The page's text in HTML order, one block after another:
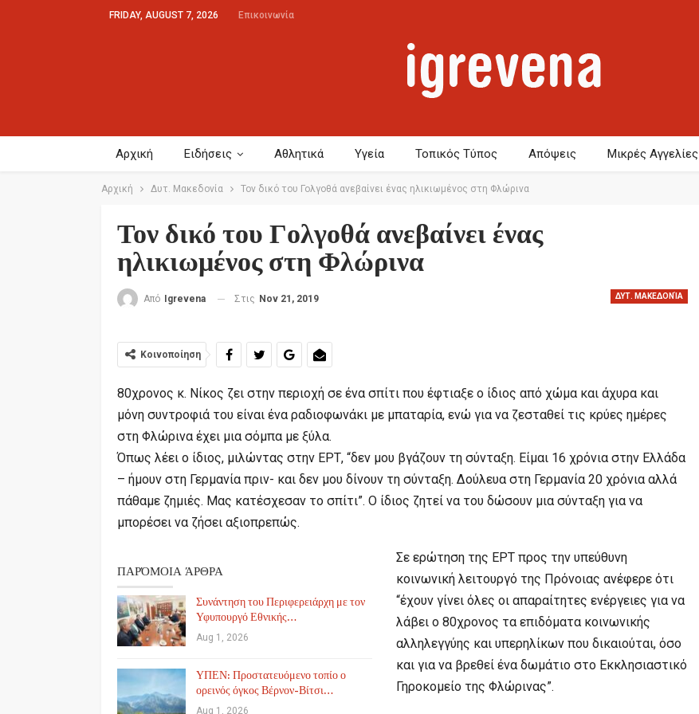
FRIDAY, AUGUST 7, 2026 Επικοινωνία
Αρχική Ειδήσεις Αθλητικά Υγεία Τοπικός Τύπος Απόψεις Μικρές Αγγελίες
Αρχική Δυτ. Μακεδονία Τον δικό του Γολγοθά ανεβαίνει ένας ηλικιωμένος στη Φλώρινα
Τον δικό του Γολγοθά ανεβαίνει ένας
ηλικιωμένος στη Φλώρινα
ΔΥΤ. ΜΑΚΕΔΟΝΊΑ
Από Igrevena Στις Nov 21, 2019
Κοινοποίηση
80χρονος κ. Νίκος ζει στην περιοχή σε ένα σπίτι που έφτιαξε ο ίδιος από χώμα και άχυρα και
μόνη συντροφιά του είναι ένα ραδιοφωνάκι με μπαταρία, ενώ για να ζεσταθεί τις κρύες ημέρες
στη Φλώρινα έχει μια σόμπα με ξύλα.
Όπως λέει ο ίδιος, μιλώντας στην ΕΡΤ, “δεν μου βγάζουν τη σύνταξη. Είμαι 16 χρόνια στην Ελλάδα
– ήμουν στη Γερμανία πριν- και δεν μου δίνουν τη σύνταξη. Δούλευα στη Γερμανία 20 χρόνια αλλά
πάθαμε ζημιές. Μας κατέσχεσαν το σπίτι”. Ο ίδιος ζητεί να του δώσουν μια σύνταξη για να
μπορέσει να ζήσει αξιοπρεπώς.
ΠΑΡΌΜΟΙΑ ΆΡΘΡΑ
Συνάντηση του Περιφερειάρχη με τον
Υφυπουργό Εθνικής…
Aug 1, 2026
ΥΠΕΝ: Προστατευόμενο τοπίο ο
ορεινός όγκος Βέρνον-Βίτσι…
Aug 1, 2026
Σε ερώτηση της ΕΡΤ προς την υπεύθυνη
κοινωνική λειτουργό της Πρόνοιας ανέφερε ότι
“έχουν γίνει όλες οι απαραίτητες ενέργειες για να
λάβει ο 80χρονος τα επιδόματα κοινωνικής
αλληλεγγύης και υπερηλίκων που δικαιούται, όσο
και για να βρεθεί ένα δωμάτιο στο Εκκλησιαστικό
Γηροκομείο της Φλώρινας”.